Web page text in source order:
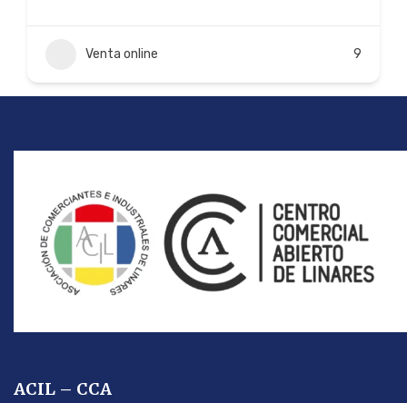
Venta online 9
ACIL – CCA